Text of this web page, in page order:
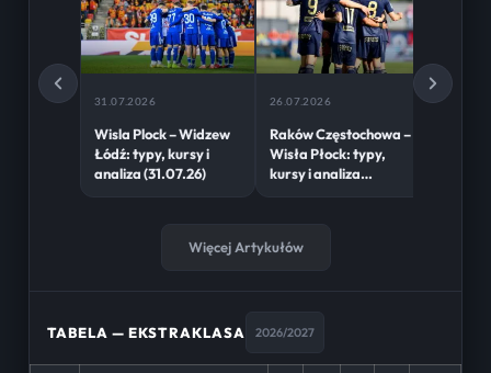
31.07.2026
Wisla Plock – Widzew
Łódź: typy, kursy i
analiza (31.07.26)
26.07.2026
Raków Częstochowa –
Wisła Płock: typy,
kursy i analiza
Więcej Artykułów
TABELA — EKSTRAKLASA 2026/2027